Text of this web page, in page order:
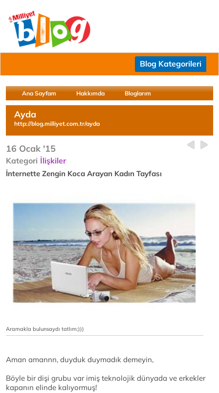
Blog Kategorileri
Ana Sayfam Hakkımda Bloglarım
Ayda
http://blog.milliyet.com.tr/ayda
16 Ocak '15
Kategori İlişkiler
İnternette Zengin Koca Arayan Kadın Tayfası
Aramakla bulunsaydı tatlım;)))
Aman amannn, duyduk duymadık demeyin,
Böyle bir dişi grubu var imiş teknolojik dünyada ve erkekler
kapanın elinde kalıyormuş!